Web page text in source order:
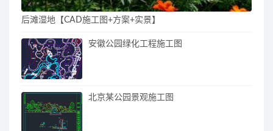
后滩湿地【CAD施工图+方案+实景】
安徽公园绿化工程施工图
北京某公园景观施工图